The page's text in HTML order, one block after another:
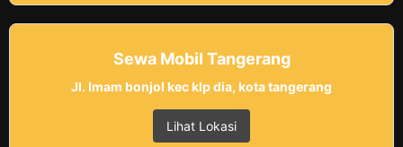
Sewa Mobil Tangerang
Jl. Imam bonjol kec klp dia, kota tangerang
Lihat Lokasi